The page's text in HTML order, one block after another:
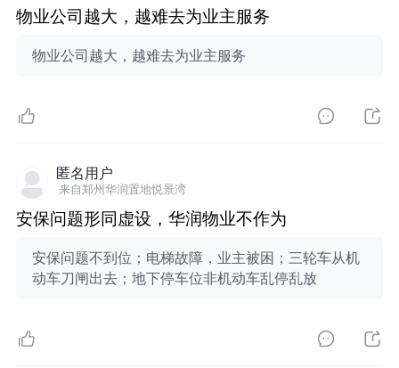
物业公司越大，越难去为业主服务
物业公司越大，越难去为业主服务
匿名用户
来自郑州华润置地悦景湾
安保问题形同虚设，华润物业不作为
安保问题不到位；电梯故障，业主被困；三轮车从机
动车刀闸出去；地下停车位非机动车乱停乱放